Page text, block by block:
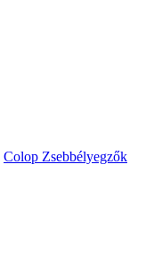
Colop Zsebbélyegzők